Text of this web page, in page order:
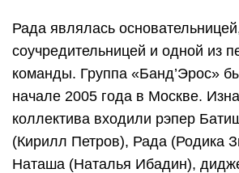
Рада являлась
соучредительницей и одной из
команды. Группа «Банд’Эрос»
начале 2005 года в Москве.
коллектива входили рэпер
(Кирилл Петров), Рада (Родика
Наташа (Наталья Ибадин),